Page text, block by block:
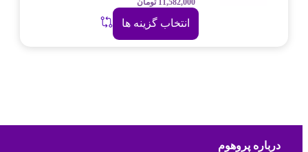
انتخاب گزینه ها
درباره پروهوم